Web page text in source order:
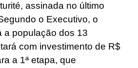
assinada no último
o Executivo, o
a população dos 13
com investimento de R$
a 1ª etapa, que